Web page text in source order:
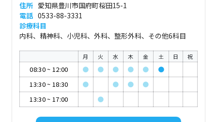
住所 愛知県豊川市国府町桜田15-1
電話 0533-88-3331
診療科目
内科、精神科、小児科、外科、整形外科、その他6科目
月 火 水 木 金 土 日 祝
08:30~ 12:00 ● ● ● ● ●
●
13:30~ 18:30 ● ● ●
●
13:30~ 17:00 ●